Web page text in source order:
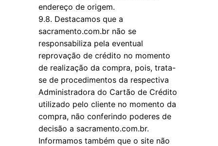
endereço de origem.
9.8. Destacamos que a
sacramento.com.br não se
responsabiliza pela eventual
reprovação de crédito no momento
de realização da compra, pois, trata-
se de procedimentos da respectiva
Administradora do Cartão de Crédito
utilizado pelo cliente no momento da
compra, não conferindo poderes de
decisão a sacramento.com.br.
Informamos também que o site não